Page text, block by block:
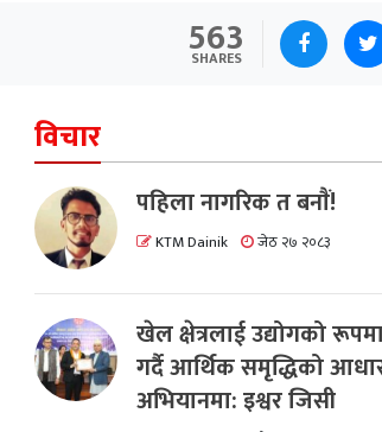
563
SHARES
विचार
पहिला नागरिक त बनाैं!
KTM Dainik जेठ २७ २०८३
खेल क्षेत्रलाई उद्योगको
गर्दै आर्थिक समृद्धिको
अभियानमा: इश्वर जिसी